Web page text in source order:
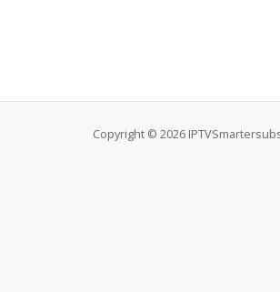
Copyright © 2026